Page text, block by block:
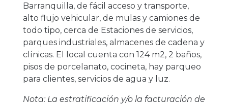
Barranquilla, de fácil acceso y transporte,
alto flujo vehicular, de mulas y camiones de
todo tipo, cerca de Estaciones de servicios,
parques industriales, almacenes de cadena y
clínicas. El local cuenta con 124 m2, 2 baños,
pisos de porcelanato, cocineta, hay parqueo
para clientes, servicios de agua y luz.
Nota: La estratificación y/o la facturación de